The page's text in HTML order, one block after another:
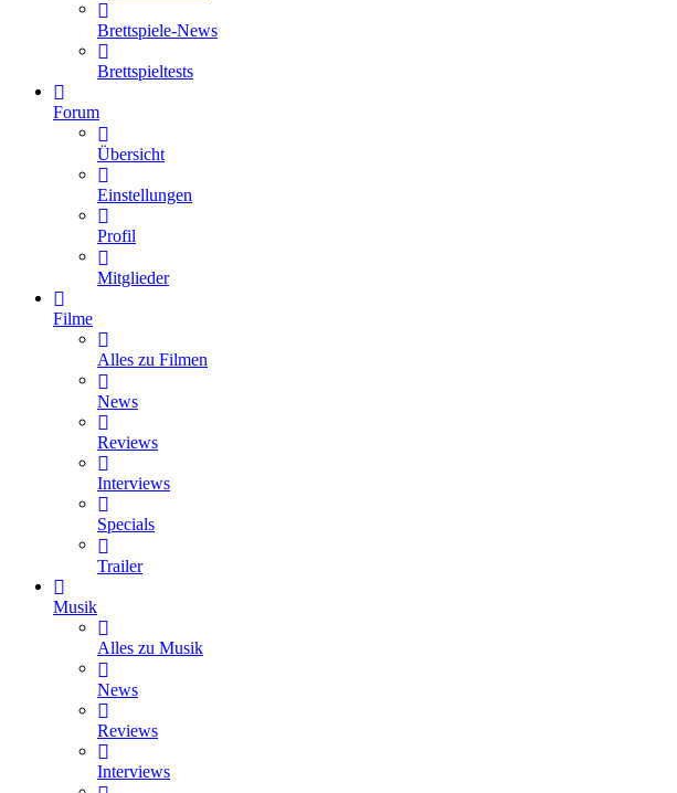
Brettspiele-News
Brettspieltests
Forum
Übersicht
Einstellungen
Profil
Mitglieder
Filme
Alles zu Filmen
News
Reviews
Interviews
Specials
Trailer
Musik
Alles zu Musik
News
Reviews
Interviews